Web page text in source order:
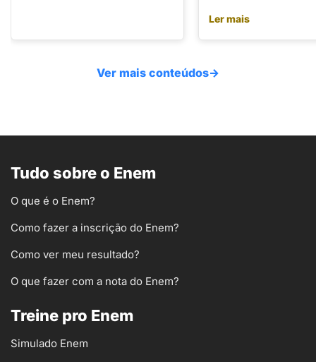
Ler mais
Ver mais conteúdos→
Tudo sobre o Enem
O que é o Enem?
Como fazer a inscrição do Enem?
Como ver meu resultado?
O que fazer com a nota do Enem?
Treine pro Enem
Simulado Enem